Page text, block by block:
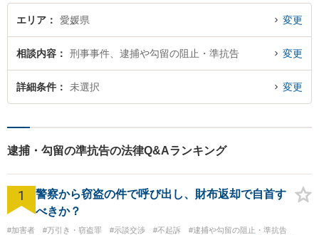
エリア 愛媛県 変更
相談内容 刑事事件、逮捕や勾留の阻止・準抗告 変更
詳細条件 未選択 変更
逮捕・勾留の準抗告の法律Q&Aランキング
1
警察から窃盗の件で呼び出し、財布返却で自首す
べきか？
#加害者 #万引き・窃盗罪 #示談交渉 #不起訴 #逮捕や勾留の阻止・準抗告